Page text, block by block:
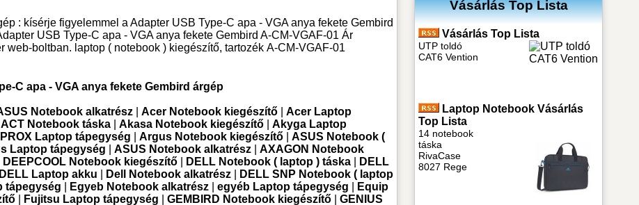
: kísérje figyelemmel a Adapter USB Type-C apa - VGA anya fekete Gembird
USB Type-C apa - VGA anya fekete Gembird A-CM-VGAF-01 Ár
boltban. laptop ( notebook ) kiegészítő, tartozék A-CM-VGAF-01
C apa - VGA anya fekete Gembird árgép
Notebook alkatrész| Acer Notebook kiegészítő| Acer Laptop
ACT Notebook táska |Akasa Notebook kiegészítő |Akyga Laptop
Laptop tápegység |Argus Notebook kiegészítő |ASUS Notebook (
Laptop tápegység |ASUS Notebook alkatrész |AXAGON Notebook
DEEPCOOL Notebook kiegészítő| DELL Notebook ( laptop ) táska|
DELL
DELL Laptop akku Dell Notebook alkatrész|
DELL SNP Notebook ( laptop
tápegység Egyeb Notebook alkatrész |egyéb Laptop tápegység
Equip
Fujitsu Laptop tápegység |GEMBIRD Notebook kiegészítő |GENIUS
Vásárlás Top Lista
Vásárlás Top Lista
UTP toldó
CAT6 Vention
Laptop Notebook Vásárlás
Top Lista
14 notebook
táska
RivaCase
8027 Rege